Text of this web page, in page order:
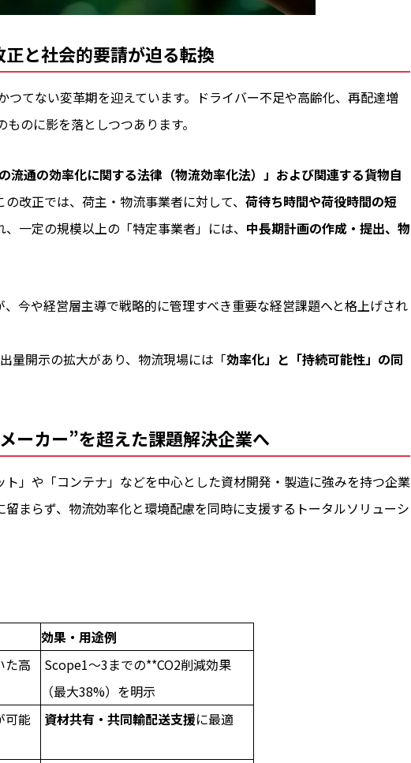
と社会的要請が迫る転換
てない変革期を迎えています。ドライバー不足や高齢化、再配達増
のに影を落としつつあります。
の流通の効率化に関する法律（物流効率化法）」および関連する貨物自
改正では、荷主・物流事業者に対して、 荷待ち時間や荷役時間の短
、一定の規模以上の「特定事業者」には、 中長期計画の作成・提出、物
今や経営層主導で戦略的に管理すべき重要な経営課題へと格上げされ
量開示の拡大があり、物流現場には「効率化」と「持続可能性」の同
ーカー”を超えた課題解決企業へ
」や「コンテナ」などを中心とした資材開発・製造に強みを持つ企業
まらず、物流効率化と環境配慮を同時に支援するトータルソリューシ
効果・用途例
た高
Scope1〜3までの**CO2削減効果
（最大38%）を明示
可能
資材共有・共同輸配送支援に最適